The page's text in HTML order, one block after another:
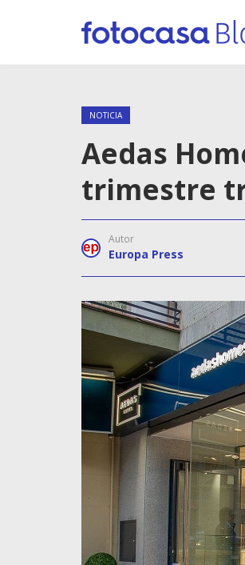
NOTICIA
Aedas
trimestre
Autor
Europa Press